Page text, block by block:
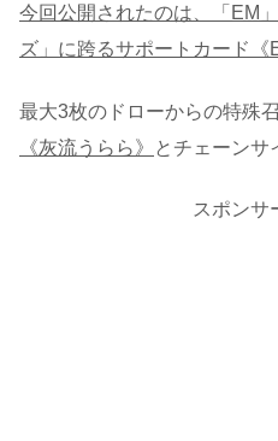
今回公開されたのは、「EM
ズ」に跨るサポートカード
最大3枚のドローからの特殊
《灰流うらら》
とチェーンサ
スポンサ